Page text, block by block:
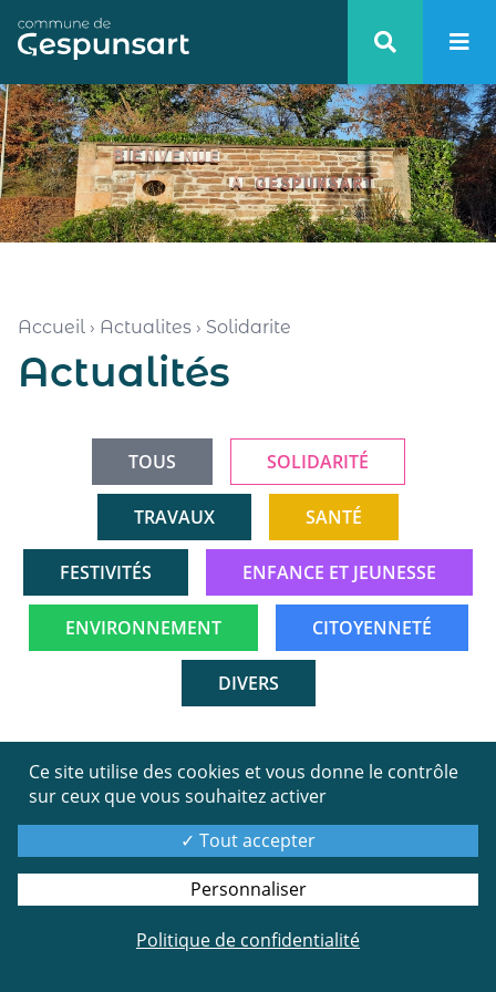
Haut de page
Accueil › Actualites › Solidarite
Actualités
TOUS SOLIDARITÉ
TRAVAUX SANTÉ
FESTIVITÉS ENFANCE ET JEUNESSE
ENVIRONNEMENT CITOYENNETÉ
DIVERS
06
oct.24
Ce site utilise des cookies et vous donne le contrôle
sur ceux que vous souhaitez activer
Tout accepter
Personnaliser
Politique de confidentialité